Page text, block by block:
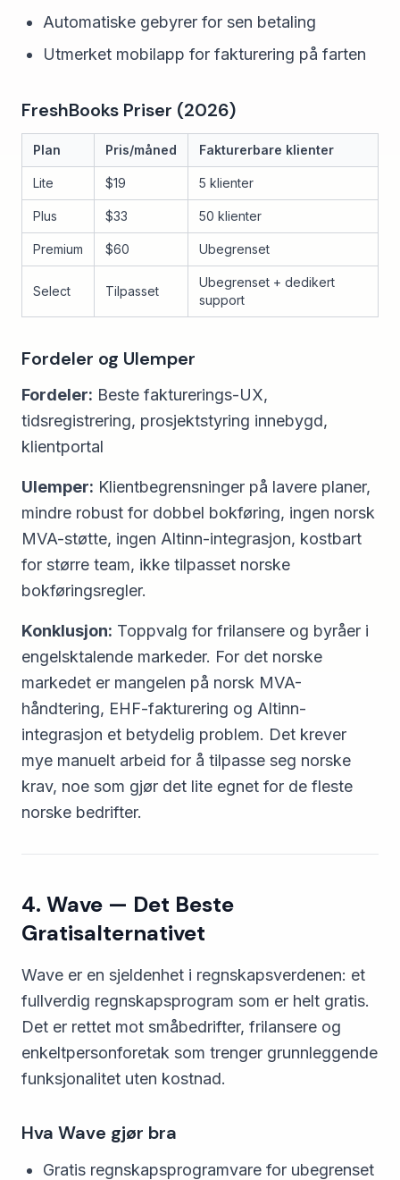
Automatiske gebyrer for sen betaling
Utmerket mobilapp for fakturering på farten
FreshBooks Priser (2026)
Plan Pris/måned Fakturerbare klienter
Lite $19 5 klienter
Plus $33 50 klienter
Premium $60 Ubegrenset
Select Tilpasset
Ubegrenset + dedikert
support
Fordeler og Ulemper
Fordeler: Beste fakturerings-UX,
tidsregistrering, prosjektstyring innebygd,
klientportal
Ulemper: Klientbegrensninger på lavere planer,
mindre robust for dobbel bokføring, ingen norsk
MVA-støtte, ingen Altinn-integrasjon, kostbart
for større team, ikke tilpasset norske
bokføringsregler.
Konklusjon: Toppvalg for frilansere og byråer i
engelsktalende markeder. For det norske
markedet er mangelen på norsk MVA-
håndtering, EHF-fakturering og Altinn-
integrasjon et betydelig problem. Det krever
mye manuelt arbeid for å tilpasse seg norske
krav, noe som gjør det lite egnet for de fleste
norske bedrifter.
4. Wave — Det Beste
Gratisalternativet
Wave er en sjeldenhet i regnskapsverdenen: et
fullverdig regnskapsprogram som er helt gratis.
Det er rettet mot småbedrifter, frilansere og
enkeltpersonforetak som trenger grunnleggende
funksjonalitet uten kostnad.
Hva Wave gjør bra
Gratis regnskapsprogramvare for ubegrenset